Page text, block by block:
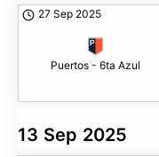
27 Sep 2025
Puertos - 6ta Azul
13 Sep 2025